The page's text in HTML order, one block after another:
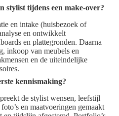
stylist tijdens een make-over?
en intake (huisbezoek of
en ontwikkelt
en plattegronden. Daarna
inkoop van meubels en
en de uiteindelijke
kennismaking?
de stylist wensen, leefstijl
en maatvoeringen gemaakt